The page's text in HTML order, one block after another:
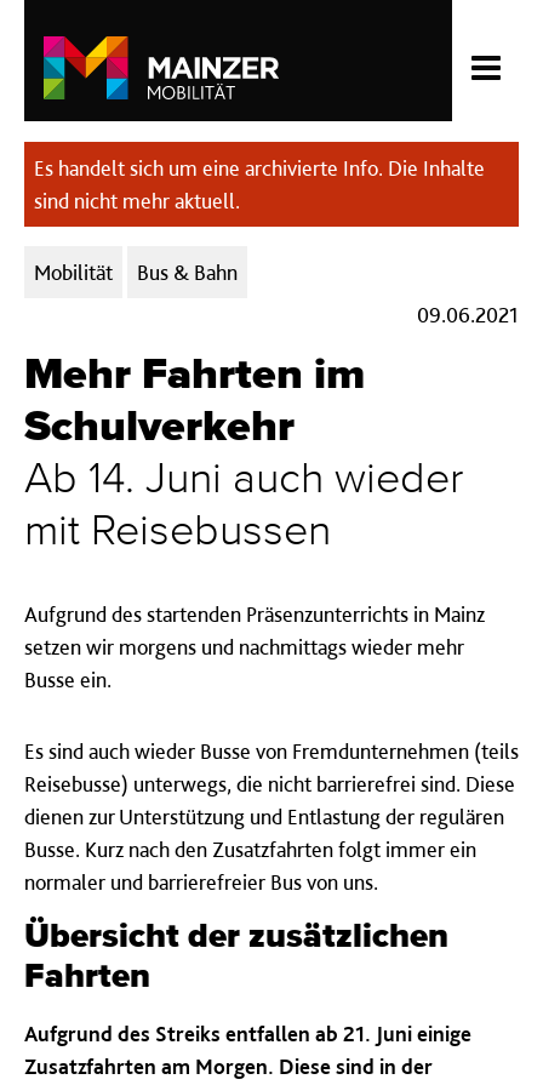
Es handelt sich um eine archivierte Info. Die Inhalte
sind nicht mehr aktuell.
Kategorien:
Mobilität
Bus & Bahn
09.06.2021
Mehr Fahrten im
Schulverkehr
Ab 14. Juni auch wieder
mit Reisebussen
Aufgrund des startenden Präsenzunterrichts in Mainz
setzen wir morgens und nachmittags wieder mehr
Busse ein.
Es sind auch wieder Busse von Fremdunternehmen (teils
Reisebusse) unterwegs, die nicht barrierefrei sind. Diese
dienen zur Unterstützung und Entlastung der regulären
Busse. Kurz nach den Zusatzfahrten folgt immer ein
normaler und barrierefreier Bus von uns.
Übersicht der zusätzlichen
Fahrten
Aufgrund des Streiks entfallen ab 21. Juni einige
Zusatzfahrten am Morgen. Diese sind in der